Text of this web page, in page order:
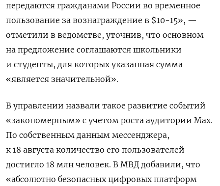
передаются гражданами России во временное
пользование за вознаграждение в $10-15», —
отметили в ведомстве, уточнив, что основном
на предложение соглашаются школьники
и студенты, для которых указанная сумма
«является значительной».
В управлении назвали такое развитие событий
«закономерным» с учетом роста аудитории Max.
По собственным данным мессенджера,
к 18 августа количество его пользователей
достигло 18 млн человек. В МВД добавили, что
«абсолютно безопасных цифровых платформ